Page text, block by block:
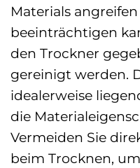
Materials
beeinträchtigen
den Trockner
gereinigt werden.
idealerweise
die
Vermeiden Sie
beim Trocknen,